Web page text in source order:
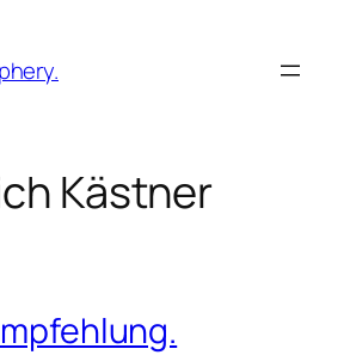
Kästner